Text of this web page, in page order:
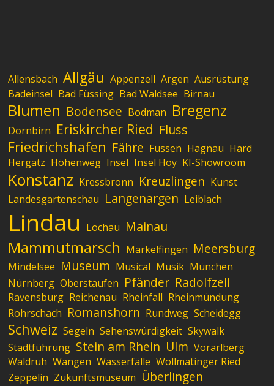
Allensbach Allgäu Appenzell Argen Ausrüstung
Badeinsel Bad Füssing Bad Waldsee Birnau
Blumen Bodensee Bodman Bregenz
Dornbirn Eriskircher Ried Fluss
Friedrichshafen Fähre Füssen Hagnau Hard
Hergatz Höhenweg Insel Insel Hoy KI-Showroom
Konstanz Kressbronn Kreuzlingen Kunst
Landesgartenschau Langenargen Leiblach
Lindau Lochau Mainau
Mammutmarsch Markelfingen Meersburg
Mindelsee Museum Musical Musik München
Nürnberg Oberstaufen Pfänder Radolfzell
Ravensburg Reichenau Rheinfall Rheinmündung
Rohrschach Romanshorn Rundweg Scheidegg
Schweiz Segeln Sehenswürdigkeit Skywalk
Stadtführung Stein am Rhein Ulm Vorarlberg
Waldruh Wangen Wasserfälle Wollmatinger Ried
Zeppelin Zukunftsmuseum Überlingen